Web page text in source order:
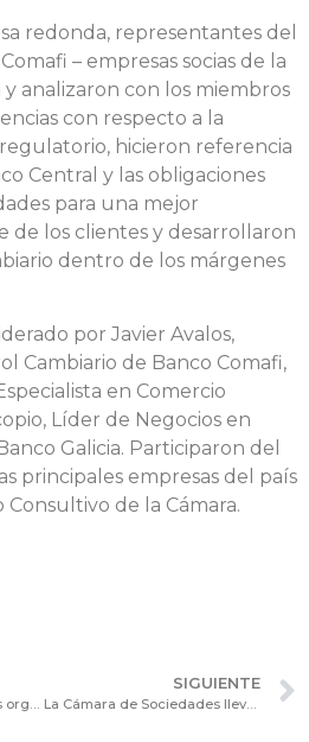
redonda, representantes del
– empresas socias de la
analizaron con los miembros
con respecto a la
hicieron referencia
Central y las obligaciones
para una mejor
de los clientes y desarrollaron
dentro de los márgenes
por Javier Avalos,
Cambiario de Banco Comafi,
en Comercio
Líder de Negocios en
Galicia. Participaron del
principales empresas del país
de la Cámara.
SIGUIENTE
La Cámara de Sociedades llevó a cabo la jornada internacional de actualización “Inversiones, estructuración y financiamiento de proyectos sustentables & verdes”